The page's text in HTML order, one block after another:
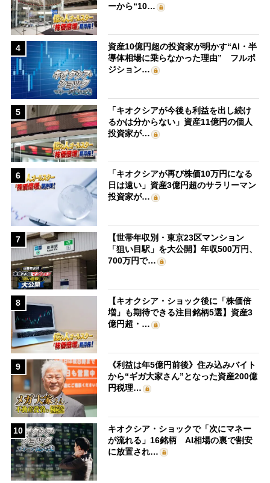
ーから“10…
4
資産10億円超の投資家が明かす“AI・半
導体相場に乗らなかった理由” フルポ
ジション…
5
「キオクシアが今後も利益を出し続け
るかは分からない」資産11億円の個人
投資家が…
6
「キオクシアが再び株価10万円になる
日は遠い」資産3億円超のサラリーマン
投資家が…
7
【世帯年収別・東京23区マンション
「狙い目駅」を大公開】年収500万円、
700万円で…
8
【キオクシア・ショック後に「株価倍
増」も期待できる注目銘柄5選】資産3
億円超・…
9
《利益は年5億円前後》住み込みバイト
から“ギガ大家さん”となった資産200億
円税理…
10
キオクシア・ショックで「次にマネー
が流れる」16銘柄 AI相場の裏で割安
に放置され…